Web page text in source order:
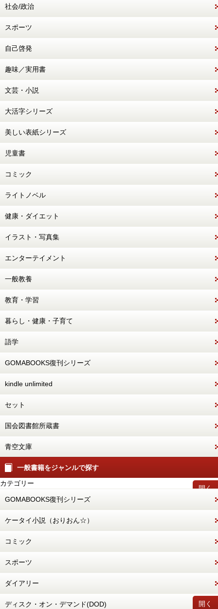
社会/政治
スポーツ
自己啓発
趣味／実用書
文芸・小説
大活字シリーズ
美しい表紙シリーズ
児童書
コミック
ライトノベル
健康・ダイエット
イラスト・写真集
エンターテイメント
一般教養
教育・学習
暮らし・健康・子育て
語学
GOMABOOKS復刊シリーズ
kindle unlimited
セット
国会図書館所蔵書
青空文庫
一般書籍をジャンルで探す
開く
カテゴリー
GOMABOOKS復刊シリーズ
ケータイ小説（おりおん☆）
コミック
スポーツ
ダイアリー
開く
ディスク・オン・デマンド(DOD)